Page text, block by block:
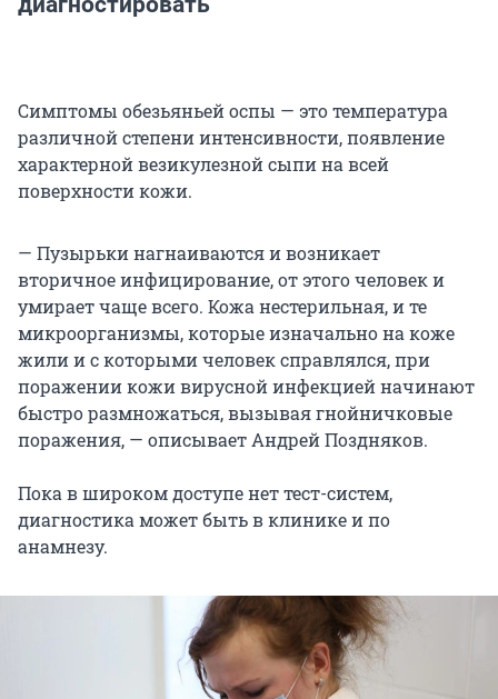
Симптомы обезьяньей оспы — это температура
различной степени интенсивности, появление
характерной везикулезной сыпи на всей
поверхности кожи.
— Пузырьки нагнаиваются и возникает
вторичное инфицирование, от этого человек и
умирает чаще всего. Кожа нестерильная, и те
микроорганизмы, которые изначально на коже
жили и с которыми человек справлялся, при
поражении кожи вирусной инфекцией начинают
быстро размножаться, вызывая гнойничковые
поражения, — описывает Андрей Поздняков.
Пока в широком доступе нет тест-систем,
диагностика может быть в клинике и по
анамнезу.